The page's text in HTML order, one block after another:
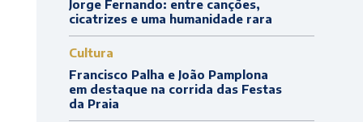
Jorge Fernando: entre canções,
cicatrizes e uma humanidade rara
Cultura
Francisco Palha e João Pamplona
em destaque na corrida das Festas
da Praia